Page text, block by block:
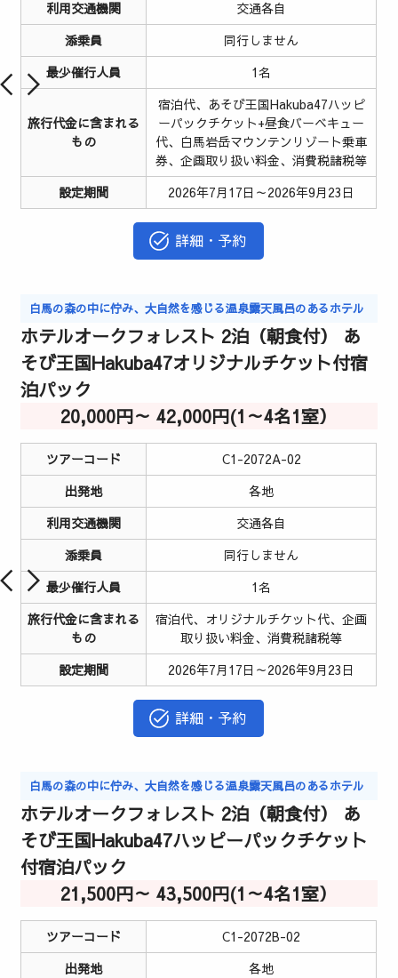
利用交通機関
交通各自
添乗員
同行しません
最少催行人員
1名
旅行代金に含まれる
もの
宿泊代、あそび王国Hakuba47ハッピ
ーパックチケット+昼食バーベキュー
代、白馬岩岳マウンテンリゾート乗車
券、企画取り扱い料金、消費税諸税等
設定期間
2026年7月17日～2026年9月23日
詳細・予約
白馬の森の中に佇み、大自然を感じる温泉露天風呂のあるホテル
ホテルオークフォレスト 2泊（朝食付） あ
そび王国Hakuba47オリジナルチケット付宿
泊パック
20,000円～ 42,000円(1～4名1室）
ツアーコード
C1-2072A-02
出発地
各地
利用交通機関
交通各自
添乗員
同行しません
最少催行人員
1名
旅行代金に含まれる
もの
宿泊代、オリジナルチケット代、企画
取り扱い料金、消費税諸税等
設定期間
2026年7月17日～2026年9月23日
詳細・予約
白馬の森の中に佇み、大自然を感じる温泉露天風呂のあるホテル
ホテルオークフォレスト 2泊（朝食付） あ
そび王国Hakuba47ハッピーパックチケット
付宿泊パック
21,500円～ 43,500円(1～4名1室）
ツアーコード
C1-2072B-02
出発地
各地